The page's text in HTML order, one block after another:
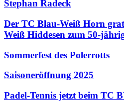
Stephan Radeck
Der TC Blau-Weiß Horn
Weiß Hiddesen zum 50-
Sommerfest des Polerrotts
Saisoneröffnung 2025
Padel-Tennis jetzt beim TC